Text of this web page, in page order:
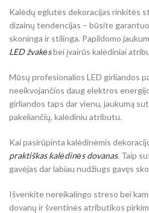
Kalėdų eglutės dekoracijas rinkitės
dizainų tendencijas – būsite
skoninga ir stilinga. Papildomo
LED žvakėsbei įvairūs kalėdiniai
Mūsų profesionalios LED girliandos
neeikvojančios daug elektros
girliandos taps dar vienu, jaukumą
pakeliančių, kalėdiniu atributu.
Kai pasirūpinta kalėdinėmis
praktiškas kalėdinės dovanas. Taip
gavėjas dar labiau nudžiugs gavęs
Išvenkite nereikalingo streso bei
dovanų ir šventinės atributikos